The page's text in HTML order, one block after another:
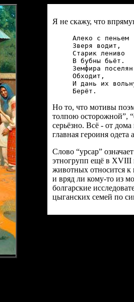
Я не скажу, что
Алеко с пеньем
Зверя водит,
Старик лениво
В бубны бьёт.
Земфира поселян
Обходит,
И дань их
Но то, что мотивы
толпою осторожной”,
серьёзно. Всё - от
главная героиня
Слово “урсар”
этногрупп ещё в XVIII
животных относится
и вряд ли кому-то из
болгарские
цыганских семей по